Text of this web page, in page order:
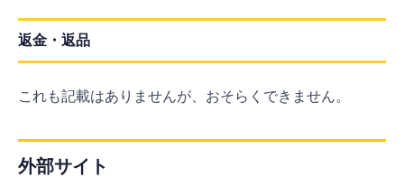
返金・返品
これも記載はありませんが、おそらくできません。
外部サイト